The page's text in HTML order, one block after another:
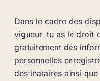
Dans le cadre des
vigueur, tu as le droit
gratuitement des
personnelles
destinataires ainsi